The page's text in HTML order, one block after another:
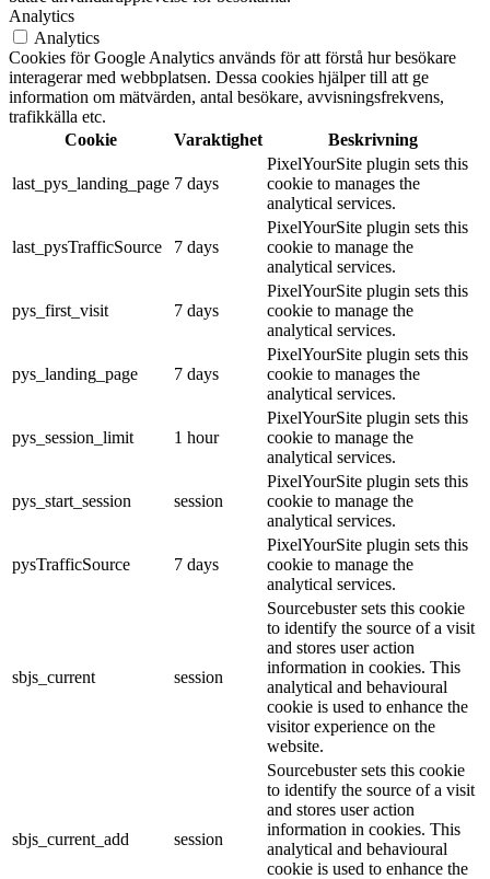
Analytics
Analytics
Cookies för Google Analytics används för att förstå hur besökare
interagerar med webbplatsen. Dessa cookies hjälper till att ge
information om mätvärden, antal besökare, avvisningsfrekvens,
trafikkälla etc.
Cookie
Varaktighet Beskrivning
last_pys_landing_page 7 days
PixelYourSite plugin sets this
cookie to manages the
analytical services.
last_pysTrafficSource 7 days
PixelYourSite plugin sets this
cookie to manage the
analytical services.
pys_first_visit 7 days
PixelYourSite plugin sets this
cookie to manage the
analytical services.
pys_landing_page 7 days
PixelYourSite plugin sets this
cookie to manages the
analytical services.
pys_session_limit 1 hour
PixelYourSite plugin sets this
cookie to manage the
analytical services.
pys_start_session session
PixelYourSite plugin sets this
cookie to manage the
analytical services.
pysTrafficSource 7 days
PixelYourSite plugin sets this
cookie to manage the
analytical services.
sbjs_current session
Sourcebuster sets this cookie
to identify the source of a visit
and stores user action
information in cookies. This
analytical and behavioural
cookie is used to enhance the
visitor experience on the
website.
sbjs_current_add session
Sourcebuster sets this cookie
to identify the source of a visit
and stores user action
information in cookies. This
analytical and behavioural
cookie is used to enhance the